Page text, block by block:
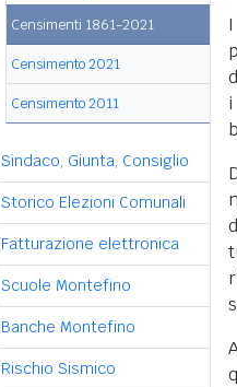
Censimenti 1861-2021
Censimento 2021
Censimento 2011
Sindaco, Giunta, Consiglio
Storico Elezioni Comunali
Fatturazione elettronica
Scuole Montefino
Banche Montefino
Rischio Sismico
I